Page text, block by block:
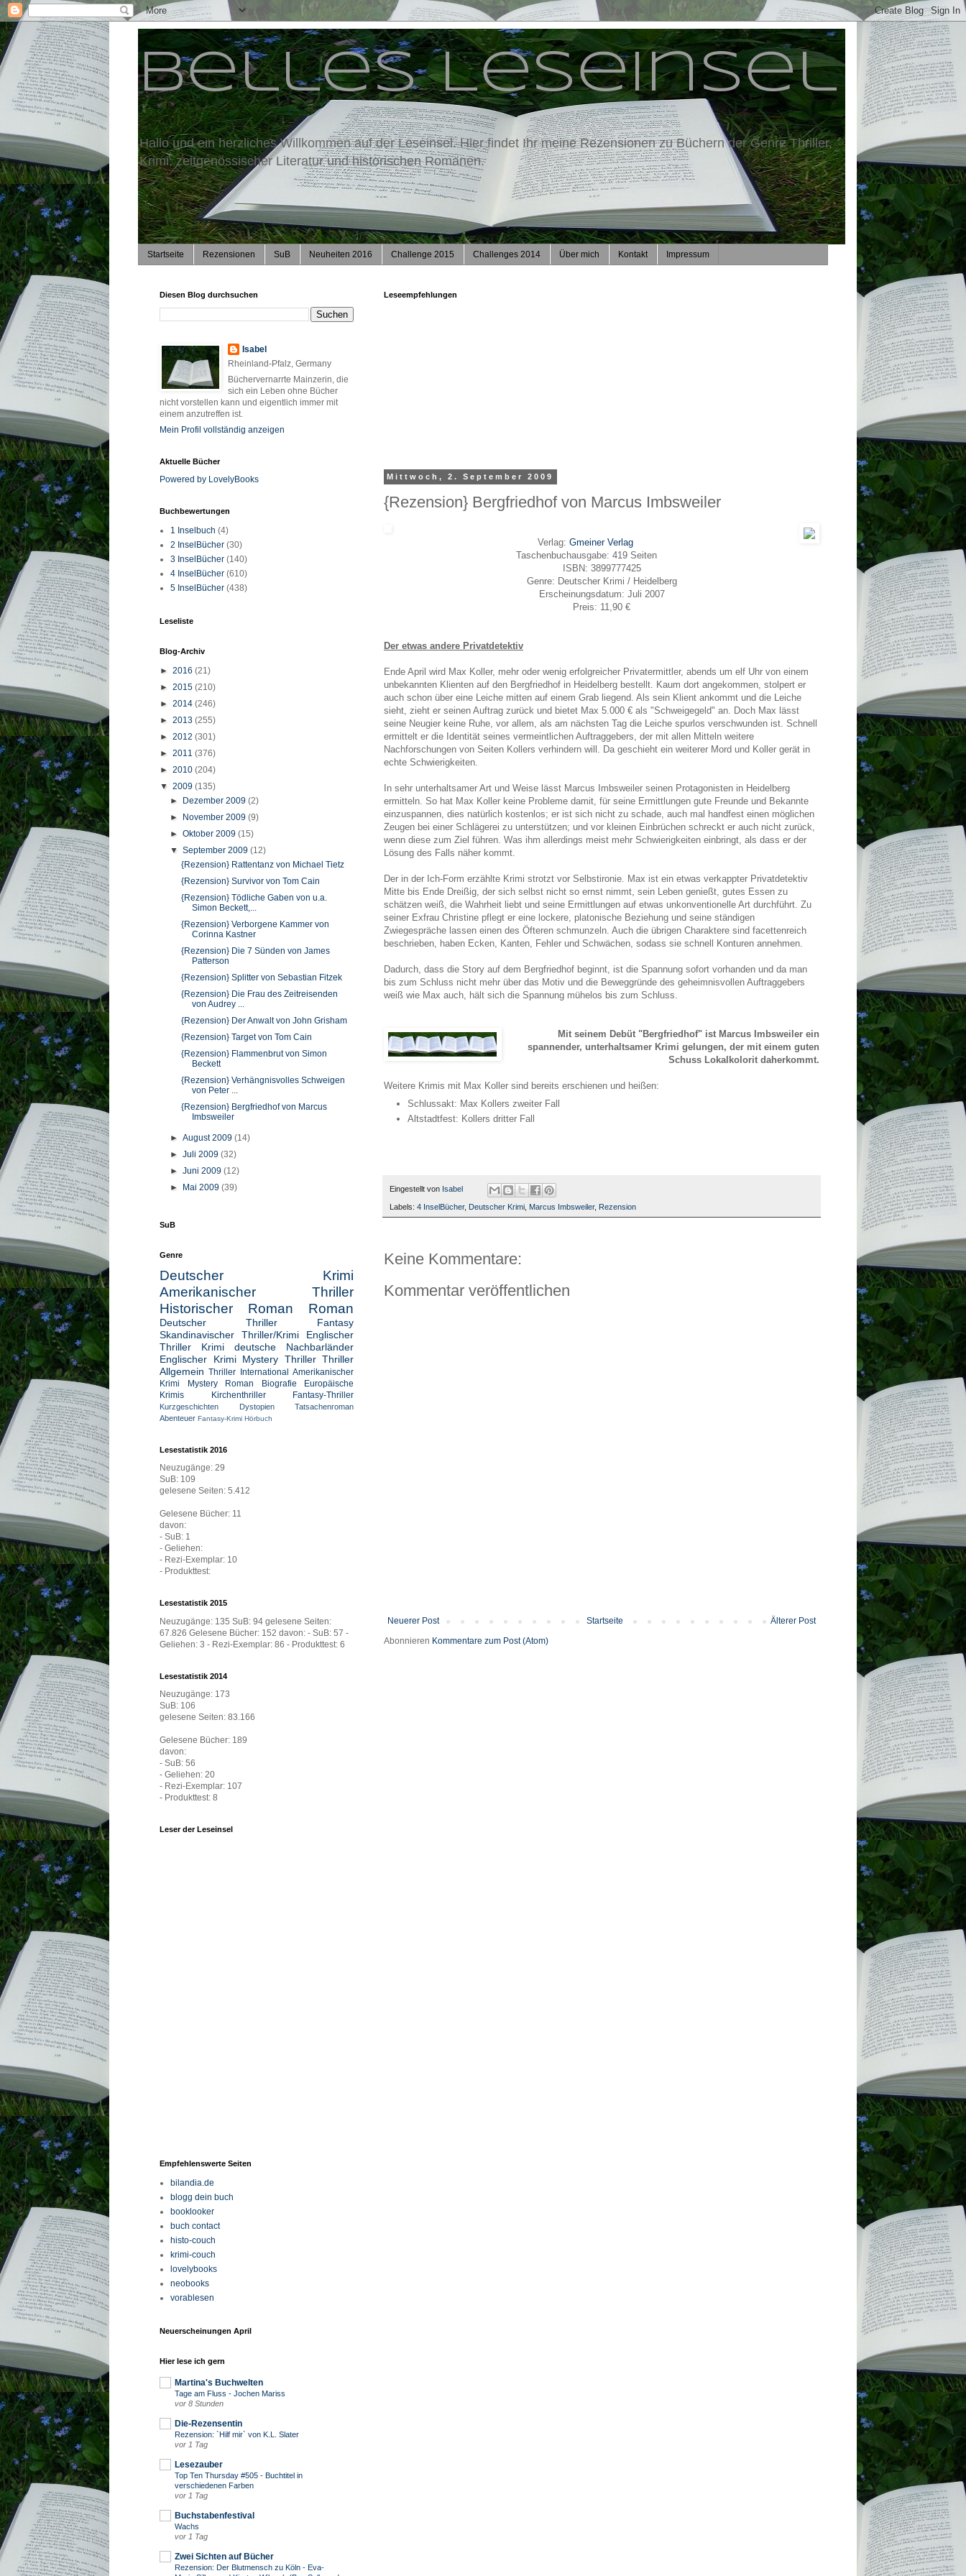
Belles Leseinsel
Hallo und ein herzliches Willkommen auf der Leseinsel. Hier findet Ihr meine Rezensionen zu Büchern der Genre Thriller,
Krimi, zeitgenössischer Literatur und historischen Romanen.
Startseite Rezensionen SuB Neuheiten 2016 Challenge 2015 Challenges 2014 Über mich Kontakt Impressum
Leseempfehlungen
Mittwoch, 2. September 2009
{Rezension} Bergfriedhof von Marcus Imbsweiler
Verlag: Gmeiner Verlag
Taschenbuchausgabe: 419 Seiten
ISBN: 3899777425
Genre: Deutscher Krimi / Heidelberg
Erscheinungsdatum: Juli 2007
Preis: 11,90 €
Der etwas andere Privatdetektiv
Ende April wird Max Koller, mehr oder wenig erfolgreicher Privatermittler, abends um elf Uhr von einem
unbekannten Klienten auf den Bergfriedhof in Heidelberg bestellt. Kaum dort angekommen, stolpert er
auch schon über eine Leiche mitten auf einem Grab liegend. Als sein Klient ankommt und die Leiche
sieht, zieht er seinen Auftrag zurück und bietet Max 5.000 € als "Schweigegeld" an. Doch Max lässt
seine Neugier keine Ruhe, vor allem, als am nächsten Tag die Leiche spurlos verschwunden ist. Schnell
ermittelt er die Identität seines vermeintlichen Auftraggebers, der mit allen Mitteln weitere
Nachforschungen von Seiten Kollers verhindern will. Da geschieht ein weiterer Mord und Koller gerät in
echte Schwierigkeiten.
In sehr unterhaltsamer Art und Weise lässt Marcus Imbsweiler seinen Protagonisten in Heidelberg
ermitteln. So hat Max Koller keine Probleme damit, für seine Ermittlungen gute Freunde und Bekannte
einzuspannen, dies natürlich kostenlos; er ist sich nicht zu schade, auch mal handfest einen möglichen
Zeugen bei einer Schlägerei zu unterstützen; und vor kleinen Einbrüchen schreckt er auch nicht zurück,
wenn diese zum Ziel führen. Was ihm allerdings meist mehr Schwierigkeiten einbringt, als dass er der
Lösung des Falls näher kommt.
Der in der Ich-Form erzählte Krimi strotzt vor Selbstironie. Max ist ein etwas verkappter Privatdetektiv
Mitte bis Ende Dreißig, der sich selbst nicht so ernst nimmt, sein Leben genießt, gutes Essen zu
schätzen weiß, die Wahrheit liebt und seine Ermittlungen auf etwas unkonventionelle Art durchführt. Zu
seiner Exfrau Christine pflegt er eine lockere, platonische Beziehung und seine ständigen
Zwiegespräche lassen einen des Öfteren schmunzeln. Auch die übrigen Charaktere sind facettenreich
beschrieben, haben Ecken, Kanten, Fehler und Schwächen, sodass sie schnell Konturen annehmen.
Dadurch, dass die Story auf dem Bergfriedhof beginnt, ist die Spannung sofort vorhanden und da man
bis zum Schluss nicht mehr über das Motiv und die Beweggründe des geheimnisvollen Auftraggebers
weiß wie Max auch, hält sich die Spannung mühelos bis zum Schluss.
Mit seinem Debüt "Bergfriedhof" ist Marcus Imbsweiler ein
spannender, unterhaltsamer Krimi gelungen, der mit einem guten
Schuss Lokalkolorit daherkommt.
Weitere Krimis mit Max Koller sind bereits erschienen und heißen:
Schlussakt: Max Kollers zweiter Fall
Altstadtfest: Kollers dritter Fall
Eingestellt von Isabel
Labels: 4 InselBücher, Deutscher Krimi Marcus Imbsweiler, Rezension
Keine Kommentare:
Kommentar veröffentlichen
Neuerer Post Älterer Post
Startseite
Abonnieren Kommentare zum Post (Atom)
Diesen Blog durchsuchen
Isabel
Rheinland-Pfalz, Germany
Büchervernarrte Mainzerin, die
sich ein Leben ohne Bücher
nicht vorstellen kann und eigentlich immer mit
einem anzutreffen ist.
Mein Profil vollständig anzeigen
Aktuelle Bücher
Powered by LovelyBooks
Buchbewertungen
1 Inselbuch (4)
2 InselBücher (30)
3 InselBücher (140)
4 InselBücher (610)
5 InselBücher (438)
Leseliste
Blog-Archiv
► 2016 (21)
► 2015 (210)
► 2014 (246)
► 2013 (255)
► 2012 (301)
► 2011 (376)
► 2010 (204)
▼ 2009 (135)
►
Dezember 2009(2)
►
November 2009(9)
►Oktober 2009(15)
▼September 2009(12)
{Rezension} Rattentanz von Michael Tietz
{Rezension} Survivor von Tom Cain
{Rezension} Tödliche Gaben von u.a.
Simon Beckett,...
{Rezension} Verborgene Kammer von
Corinna Kastner
{Rezension} Die 7 Sünden von James
Patterson
{Rezension} Splitter von Sebastian Fitzek
{Rezension} Die Frau des Zeitreisenden
von Audrey ...
{Rezension} Der Anwalt von John Grisham
{Rezension} Target von Tom Cain
{Rezension} Flammenbrut von Simon
Beckett
{Rezension} Verhängnisvolles Schweigen
von Peter ...
{Rezension} Bergfriedhof von Marcus
Imbsweiler
►August 2009(14)
►Juli 2009(32)
►Juni 2009(12)
►
Mai 2009(39)
SuB
Genre
Deutscher Krimi
Amerikanischer Thriller
Historischer Roman
Roman
Deutscher Thriller
Fantasy
Skandinavischer Thriller/Krimi
Englischer
Thriller
Krimi deutsche Nachbarländer
Englischer Krimi Mystery Thriller Thriller
Allgemein Thriller International Amerikanischer
Krimi
Mystery Roman Biografie
Europäische
Krimis
Kirchenthriller Fantasy-Thriller
Kurzgeschichten Dystopien
Tatsachenroman
Abenteuer Fantasy-Krimi Hörbuch
Lesestatistik 2016
Neuzugänge: 29
SuB: 109
gelesene Seiten: 5.412
Gelesene Bücher: 11
davon:
- SuB: 1
- Geliehen:
- Rezi-Exemplar: 10
- Produkttest:
Lesestatistik 2015
Neuzugänge: 135 SuB: 94 gelesene Seiten:
67.826 Gelesene Bücher: 152 davon: - SuB: 57 -
Geliehen: 3 - Rezi-Exemplar: 86 - Produkttest: 6
Lesestatistik 2014
Neuzugänge: 173
SuB: 106
gelesene Seiten: 83.166
Gelesene Bücher: 189
davon:
- SuB: 56
- Geliehen: 20
- Rezi-Exemplar: 107
- Produkttest: 8
Leser der Leseinsel
Empfehlenswerte Seiten
bilandia.de
blogg dein buch
booklooker
buch contact
histo-couch
krimi-couch
lovelybooks
neobooks
vorablesen
Neuerscheinungen April
Hier lese ich gern
Martina's Buchwelten
Tage am Fluss - Jochen Mariss
vor 8 Stunden
Die-Rezensentin
Rezension: `Hilf mir` von K.L. Slater
vor 1 Tag
Lesezauber
Top Ten Thursday #505 - Buchtitel in
verschiedenen Farben
vor 1 Tag
Buchstabenfestival
Wachs
vor 1 Tag
Zwei Sichten auf Bücher
Rezension: Der Blutmensch zu Köln - Eva-